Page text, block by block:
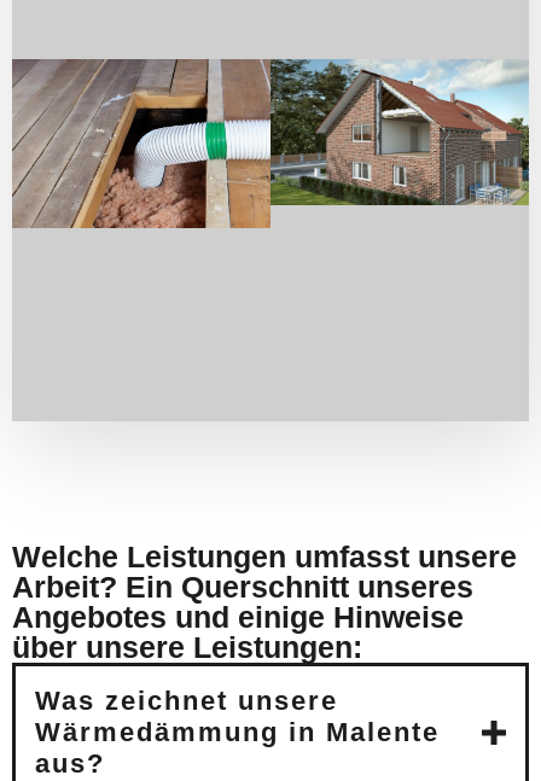
Welche Leistungen umfasst unsere
Arbeit? Ein Querschnitt unseres
Angebotes und einige Hinweise
über unsere Leistungen:
Was zeichnet unsere
Wärmedämmung in Malente
aus?